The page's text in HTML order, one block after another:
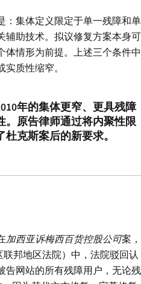
：集体定义限定于单一残障和单
辅助技术。拟议修复方案本身可
体情形为前提。上述三个条件中
质性缩窄。
年的集体更窄、更具残障
。原告律师通过将内聚性限
克斯案后的新要求。
加西亚诉梅西百货控股公司案，
联邦地区法院）中，法院驳回认
告网站的所有残障用户，无论残